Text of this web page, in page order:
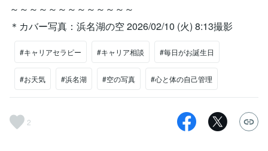
～～～～～～～～～～～～～
＊カバー写真：浜名湖の空 2026/02/10 (火) 8:13撮影
#キャリアセラピー #キャリア相談 #毎日がお誕生日
#お天気 #浜名湖 #空の写真 #心と体の自己管理
2